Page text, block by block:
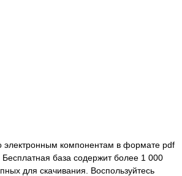
электронным компонентам в формате pdf
Бесплатная база содержит более 1 000
для скачивания. Воспользуйтесь